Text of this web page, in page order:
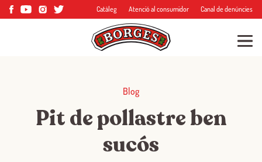
Catàleg Atenció al consumidor Canal de denúncies
Blog
Pit de pollastre ben
sucós